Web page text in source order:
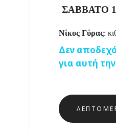
ΣΑΒΒΑΤΟ
Νίκος Γύρας:
Δεν
για αυτή